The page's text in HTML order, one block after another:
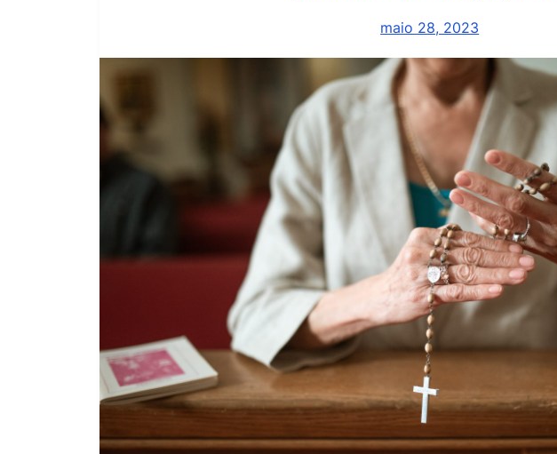
maio 28, 2023